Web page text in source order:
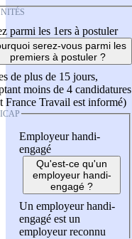
parmi les 1ers à postuler
serez-vous parmi les
premiers à postuler ?
de plus de 15 jours,
moins de 4 candidatures
France Travail est informé)
Employeur handi-
engagé
Qu'est-ce qu'un
employeur handi-
engagé ?
Un employeur handi-
engagé est un
employeur reconnu